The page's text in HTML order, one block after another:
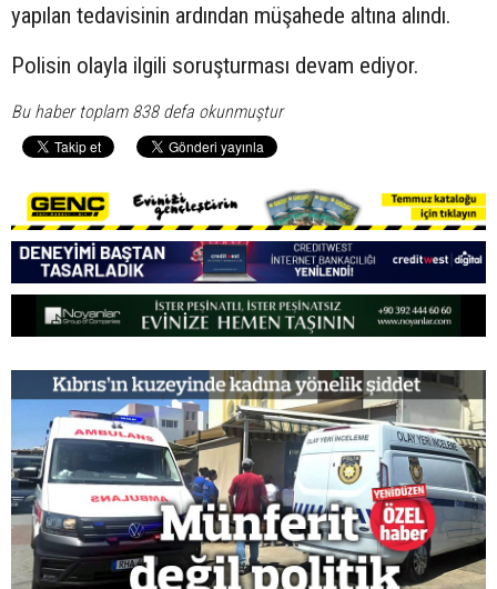
yapılan tedavisinin ardından müşahede altına alındı.
Polisin olayla ilgili soruşturması devam ediyor.
Bu haber toplam 838 defa okunmuştur